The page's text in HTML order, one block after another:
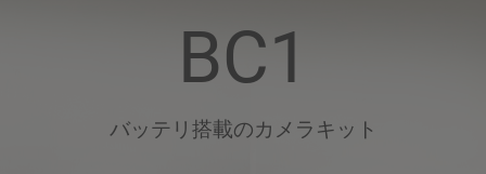
BC1
バッテリ搭載のカメラキット